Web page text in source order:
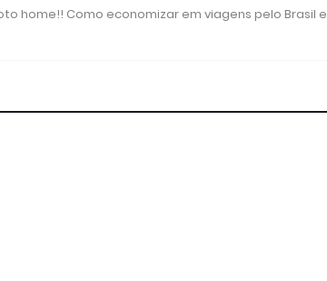
home!! Como economizar em viagens pelo Brasil e